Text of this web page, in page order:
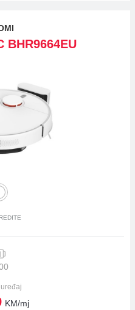
BHR9664EU
KM/mj